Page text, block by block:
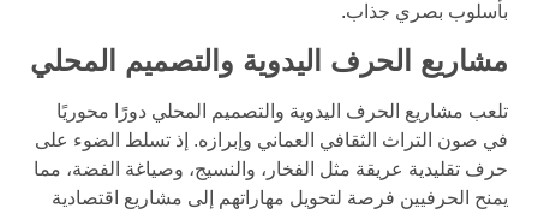
بأسلوب بصري جذاب.
مشاريع الحرف اليدوية والتصميم المحلي
تلعب مشاريع الحرف اليدوية والتصميم المحلي دورًا محوريًا
في صون التراث الثقافي العماني وإبرازه. إذ تسلط الضوء على
حرف تقليدية عريقة مثل الفخار، والنسيج، وصياغة الفضة، مما
يمنح الحرفيين فرصة لتحويل مهاراتهم إلى مشاريع اقتصادية